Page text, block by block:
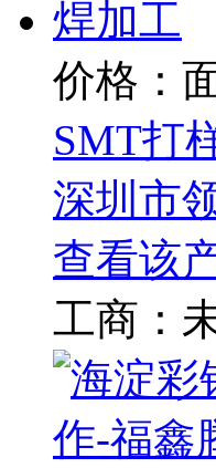
价格：
SMT打
深圳市
查看该
工商：